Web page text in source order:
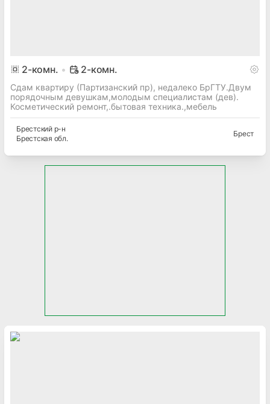
2-комн. 2-комн.
Сдам квартиру (Партизанский пр), недалеко БрГТУ.Двум
порядочным девушкам,молодым специалистам (дев).
Косметический ремонт,.бытовая техника.,мебель
Брестскийр-н
Брестская обл.
Брест